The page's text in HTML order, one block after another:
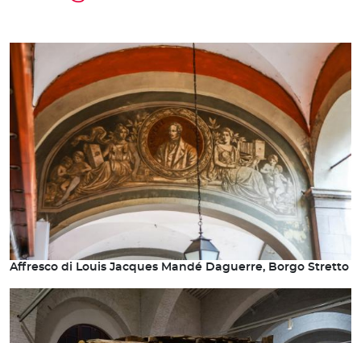
Affresco di Louis Jacques Mandé Daguerre, Borgo Stretto